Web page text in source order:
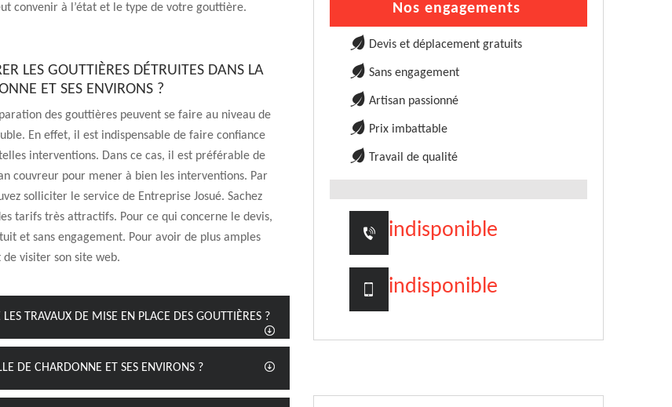
convenir à l’état et le type de votre gouttière.
LES GOUTTIÈRES DÉTRUITES DANS LA
ET SES ENVIRONS ?
des gouttières peuvent se faire au niveau de
En effet, il est indispensable de faire confiance
interventions. Dans ce cas, il est préférable de
couvreur pour mener à bien les interventions. Par
solliciter le service de Entreprise Josué. Sachez
tarifs très attractifs. Pour ce qui concerne le devis,
et sans engagement. Pour avoir de plus amples
visiter son site web.
TRAVAUX DE MISE EN PLACE DES GOUTTIÈRES ?
DE CHARDONNE ET SES ENVIRONS ?
Nos engagements
Devis et déplacement gratuits
Sans engagement
Artisan passionné
Prix imbattable
Travail de qualité
indisponible
indisponible